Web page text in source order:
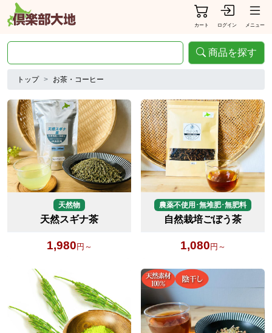
カート ログイン メニュー
商品を探す
トップ お茶・コーヒー
天然物
天然スギナ茶
1,980 円～
農薬不使用･無堆肥･無肥料
自然栽培ごぼう茶
1,080 円～